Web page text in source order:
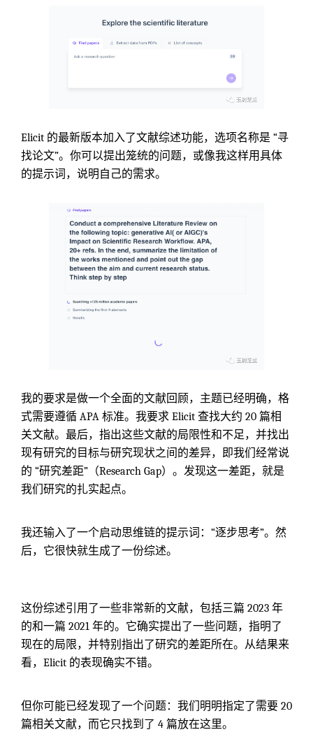
Elicit 的最新版本加入了文献综述功能，选项名称是 “寻
找论文”。你可以提出笼统的问题，或像我这样用具体
的提示词，说明自己的需求。
我的要求是做一个全面的文献回顾，主题已经明确，格
式需要遵循 APA 标准。我要求 Elicit 查找大约 20 篇相
关文献。最后，指出这些文献的局限性和不足，并找出
现有研究的目标与研究现状之间的差异，即我们经常说
的 “研究差距”（Research Gap）。发现这一差距，就是
我们研究的扎实起点。
我还输入了一个启动思维链的提示词：“逐步思考”。然
后，它很快就生成了一份综述。
这份综述引用了一些非常新的文献，包括三篇 2023 年
的和一篇 2021 年的。它确实提出了一些问题，指明了
现在的局限，并特别指出了研究的差距所在。从结果来
看，Elicit 的表现确实不错。
但你可能已经发现了一个问题：我们明明指定了需要 20
篇相关文献，而它只找到了 4 篇放在这里。